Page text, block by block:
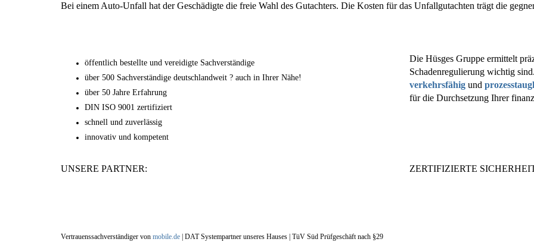
Bei einem Auto-Unfall hat der Geschädigte die freie Wahl des Gutachters. Die Kosten für das Unfallgutachten trägt die
öffentlich bestellte und vereidigte Sachverständige
über 500 Sachverständige deutschlandweit ? auch in Ihrer Nähe!
über 50 Jahre Erfahrung
DIN ISO 9001 zertifiziert
schnell und zuverlässig
innovativ und kompetent
Die Hüsges Gruppe ermittelt
Schadenregulierung wichtig
verkehrsfähig und
für die Durchsetzung Ihrer
UNSERE PARTNER: ZERTIFIZIERTE
Vertrauenssachverständiger von mobile.de DAT Systempartner unseres Hauses | TüV Süd Prüfgeschäft nach §29